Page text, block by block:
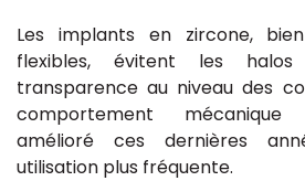
Les implants en zircone,
flexibles, évitent les
transparence au niveau des
comportement
amélioré ces dernières
utilisation plus fréquente.